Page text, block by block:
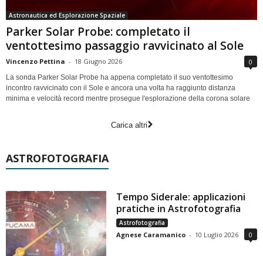
Astronautica ed Esplorazione Spaziale
Parker Solar Probe: completato il
ventottesimo passaggio ravvicinato al Sole
Vincenzo Pettina - 18 Giugno 2026 0
La sonda Parker Solar Probe ha appena completato il suo ventottesimo
incontro ravvicinato con il Sole e ancora una volta ha raggiunto distanza
minima e velocità record mentre prosegue l'esplorazione della corona solare
Carica altri
ASTROFOTOGRAFIA
Tempo Siderale: applicazioni
pratiche in Astrofotografia
Astrofotografia
Agnese Caramanico - 10 Luglio 2026 0